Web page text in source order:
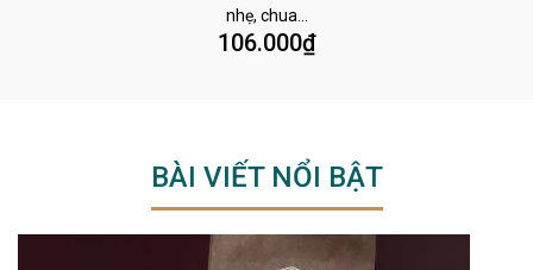
nhẹ, chua…
106.000₫
BÀI VIẾT NỔI BẬT